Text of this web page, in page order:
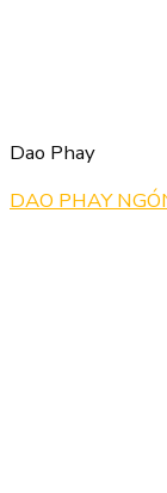
Dao Phay
DAO PHAY